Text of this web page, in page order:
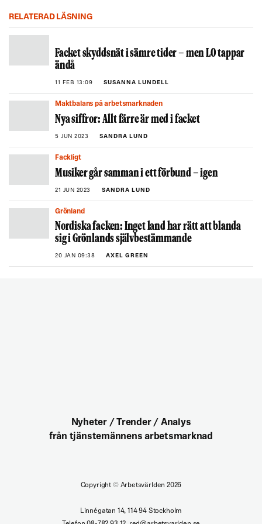
RELATERAD LÄSNING
Facket skyddsnät i sämre tider – men LO tappar
ändå
11 FEB 13:09 SUSANNA LUNDELL
Maktbalans på arbetsmarknaden
Nya siffror: Allt färre är med i facket
5 JUN 2023 SANDRA LUND
Fackligt
Musiker går samman i ett förbund – igen
21 JUN 2023 SANDRA LUND
Grönland
Nordiska facken: Inget land har rätt att blanda
sig i Grönlands självbestämmande
20 JAN 09:38 AXEL GREEN
Nyheter / Trender / Analys
från tjänstemännens arbetsmarknad
Copyright ©Arbetsvärlden 2026
Linnégatan 14, 114 94 Stockholm